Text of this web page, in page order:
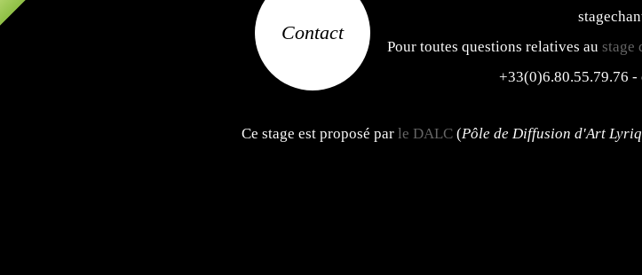
Contact
Pour toutes questions relatives au stage
+33(0)6.80.55.79.76
Ce stage est proposé par le DALC (Pôle de Diffusion d'Art